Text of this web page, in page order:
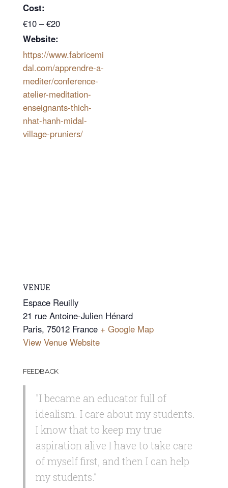
Cost:
€10 – €20
Website:
https://www.fabricemi
dal.com/apprendre-a-
mediter/conference-
atelier-meditation-
enseignants-thich-
nhat-hanh-midal-
village-pruniers/
VENUE
Espace Reuilly
21 rue Antoine-Julien Hénard
Paris, 75012 France + Google Map
View Venue Website
FEEDBACK
"I became an educator full of
idealism. I care about my students.
I know that to keep my true
aspiration alive I have to take care
of myself first, and then I can help
my students.”